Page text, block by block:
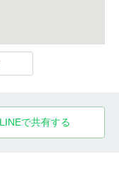
LINEで共有する